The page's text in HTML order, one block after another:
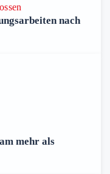
nach
mehr als